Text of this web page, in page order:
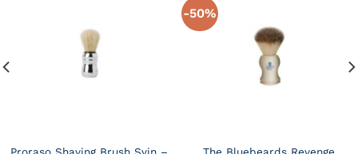
Proraso Shaving Brush Svin –
-50%
The Bluebeards Revenge